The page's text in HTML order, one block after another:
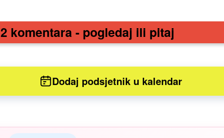
2 komentara - pogledaj ili pitaj
Dodaj podsjetnik u kalendar